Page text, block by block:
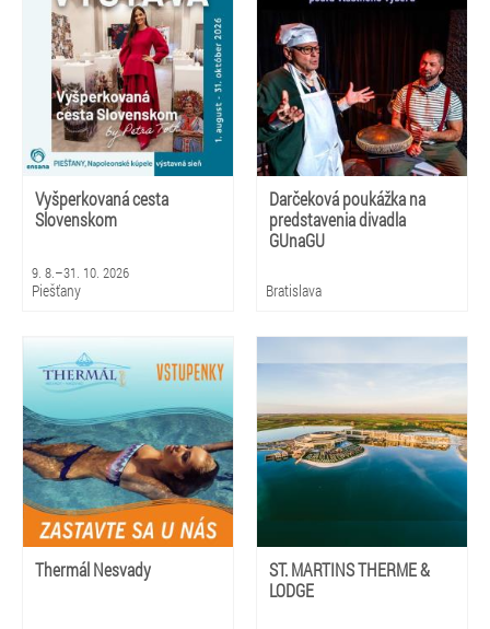
Vyšperkovaná cesta
Slovenskom
9. 8.–31. 10. 2026
Piešťany
Darčeková poukážka na
predstavenia divadla
GUnaGU
Bratislava
Thermál Nesvady
ST. MARTINS THERME &
LODGE